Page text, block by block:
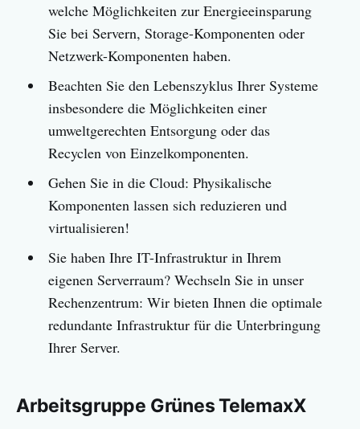
welche Möglichkeiten zur Energieeinsparung
Sie bei Servern, Storage-Komponenten oder
Netzwerk-Komponenten haben.
Beachten Sie den Lebenszyklus Ihrer Systeme
insbesondere die Möglichkeiten einer
umweltgerechten Entsorgung oder das
Recyclen von Einzelkomponenten.
Gehen Sie in die Cloud: Physikalische
Komponenten lassen sich reduzieren und
virtualisieren!
Sie haben Ihre IT-Infrastruktur in Ihrem
eigenen Serverraum? Wechseln Sie in unser
Rechenzentrum: Wir bieten Ihnen die optimale
redundante Infrastruktur für die Unterbringung
Ihrer Server.
Arbeitsgruppe Grünes TelemaxX